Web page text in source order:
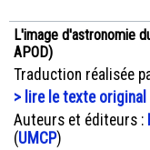
L'image d'astronomie
APOD)
Traduction réalisée
> lire le texte original
Auteurs et éditeurs :
(UMCP)